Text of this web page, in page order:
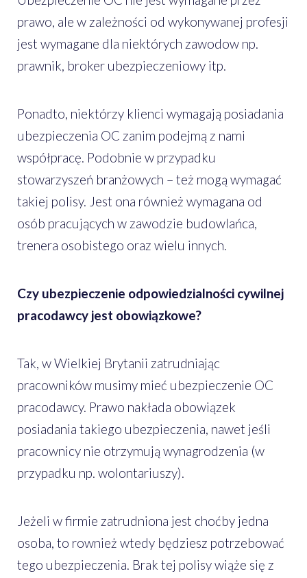
prawo, ale w zależności od wykonywanej profesji
jest wymagane dla niektórych zawodow np.
prawnik, broker ubezpieczeniowy itp.
Ponadto, niektórzy klienci wymagają posiadania
ubezpieczenia OC zanim podejmą z nami
współpracę. Podobnie w przypadku
stowarzyszeń branżowych – też mogą wymagać
takiej polisy. Jest ona również wymagana od
osób pracujących w zawodzie budowlańca,
trenera osobistego oraz wielu innych.
Czy ubezpieczenie odpowiedzialności cywilnej
pracodawcy jest obowiązkowe?
Tak, w Wielkiej Brytanii zatrudniając
pracowników musimy mieć ubezpieczenie OC
pracodawcy. Prawo nakłada obowiązek
posiadania takiego ubezpieczenia, nawet jeśli
pracownicy nie otrzymują wynagrodzenia (w
przypadku np. wolontariuszy).
Jeżeli w firmie zatrudniona jest choćby jedna
osoba, to rownież wtedy będziesz potrzebować
tego ubezpieczenia. Brak tej polisy wiąże się z